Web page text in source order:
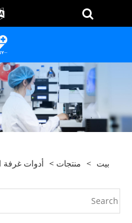
بيت > منتجات > أدوات غرفة